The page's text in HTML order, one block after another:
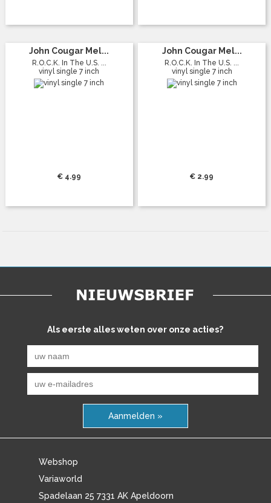
John Cougar Mel...
R.O.C.K. In The U.S. ...
vinyl single 7 inch
€ 4.99
John Cougar Mel...
R.O.C.K. In The U.S. ...
vinyl single 7 inch
€ 2.99
Als eerste alles weten over onze acties?
Aanmelden »
Webshop
Variaworld
Spadelaan 25 7331 AK Apeldoorn